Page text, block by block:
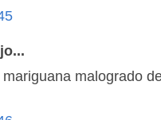
malogrado